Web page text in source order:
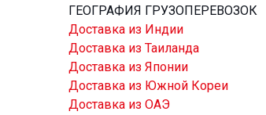
ГЕОГРАФИЯ ГРУЗОПЕРЕВОЗОК
Доставка из Индии
Доставка из Таиланда
Доставка из Японии
Доставка из Южной Кореи
Доставка из ОАЭ